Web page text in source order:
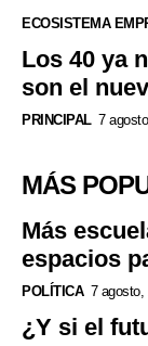
ECOSISTEMA
Los 40 ya
son el
PRINCIPAL 7
MÁS
Más
espacios
POLÍTICA 7 agosto,
¿Y si el